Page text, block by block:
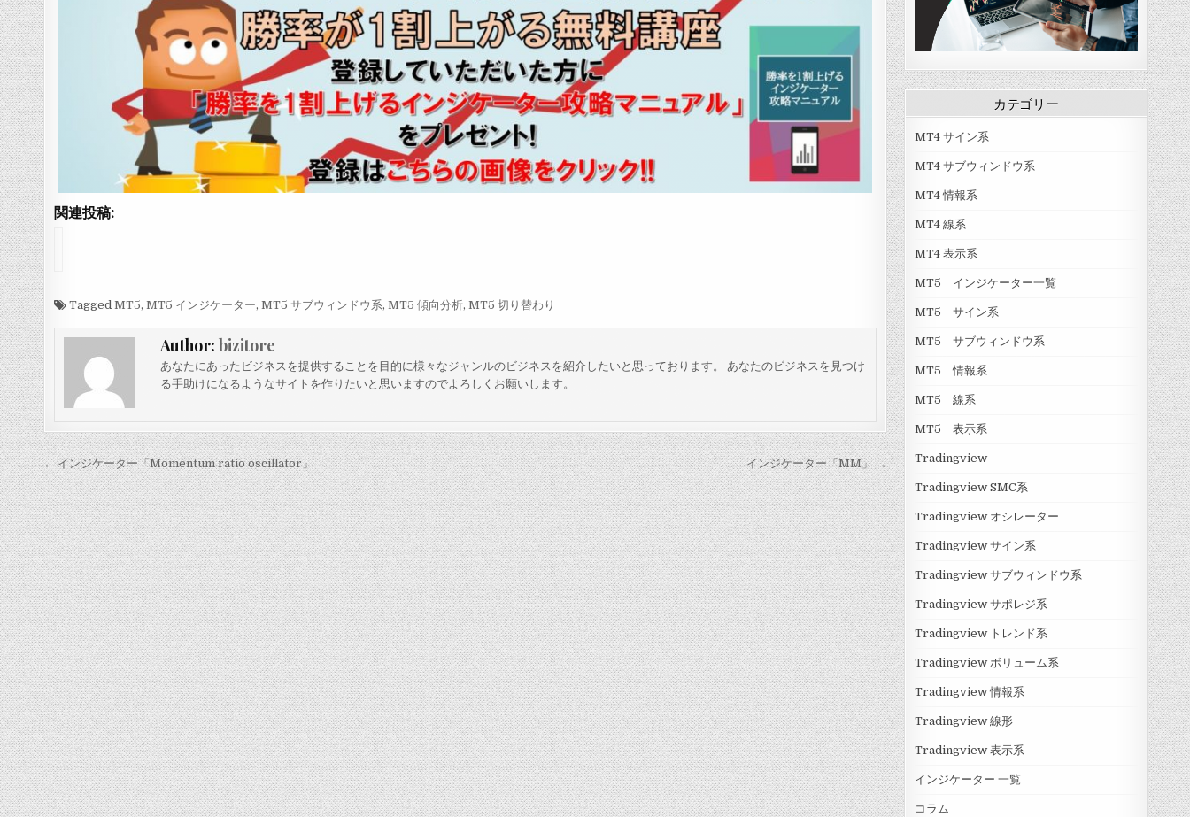
関連投稿:
ー
f
l
l
」
TaggedMT5,MT5 インジケーター,MT5 サブウィンドウ系,MT5 傾向分析,MT5 切り替わり
Author: bizitore
あなたにあったビジネスを提供することを目的に様々なジャンルのビジネスを紹介したいと思っております。 あなたのビジネスを見つけ
る手助けになるようなサイトを作りたいと思いますのでよろしくお願いします。
投
稿
ナ
ビ
ゲ
ー
シ
ョ
ン
← インジケーター「Momentum ratio oscillator」 インジケーター「MM」 →
カテゴリー
MT4 サイン系
MT4 サブウィンドウ系
MT4 情報系
MT4 線系
MT4 表示系
MT5 インジケーター一覧
MT5 サイン系
MT5 サブウィンドウ系
MT5 情報系
MT5 線系
MT5 表示系
Tradingview
Tradingview SMC系
Tradingview オシレーター
Tradingview サイン系
Tradingview サブウィンドウ系
Tradingview サポレジ系
Tradingview トレンド系
Tradingview ボリューム系
Tradingview 情報系
Tradingview 線形
Tradingview 表示系
インジケーター 一覧
コラム